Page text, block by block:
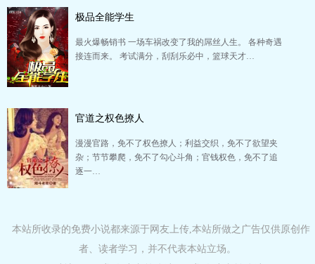
极品全能学生
最火爆畅销书 一场车祸改变了我的屌丝人生。 各种奇遇
接连而来。 考试满分，刮刮乐必中，篮球天才…
官道之权色撩人
漫漫官路，免不了权色撩人；利益交织，免不了欲望夹
杂；节节攀爬，免不了勾心斗角；官钱权色，免不了追
逐一…
本站所收录的免费小说都来源于网友上传,本站所做之广告仅供原创作
者、读者学习，并不代表本站立场。